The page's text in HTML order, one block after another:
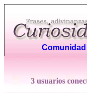
3 usuarios